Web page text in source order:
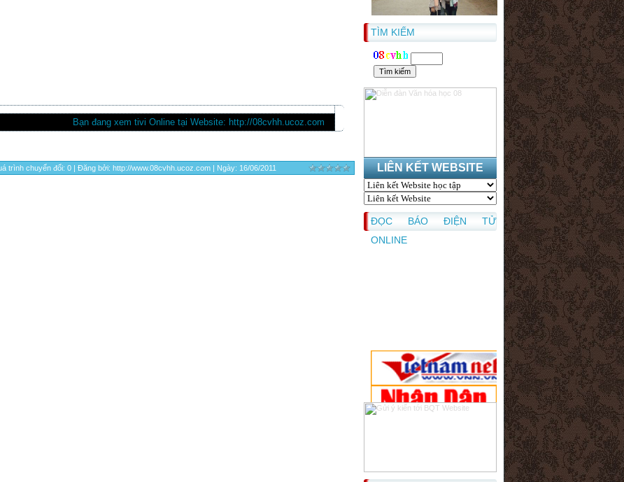
TÌM KIẾM
LIÊN KẾT WEBSITE
ĐỌC BÁO ĐIỆN TỬ
ONLINE
Bạn đang xem tivi Online tại Website: http://08cvhh.ucoz.com
trình chuyển đổi: 0 | Đăng bởi: http://www.08cvhh.ucoz.com | Ngày: 16/06/2011